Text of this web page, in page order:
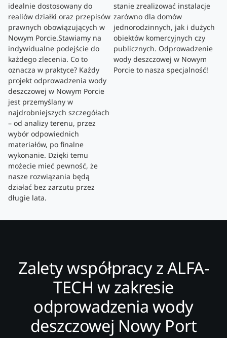
idealnie dostosowany do
realiów działki oraz przepisów
prawnych obowiązujących w
Nowym Porcie.Stawiamy na
indywidualne podejście do
każdego zlecenia. Co to
oznacza w praktyce? Każdy
projekt odprowadzenia wody
deszczowej w Nowym Porcie
jest przemyślany w
najdrobniejszych szczegółach
– od analizy terenu, przez
wybór odpowiednich
materiałów, po finalne
wykonanie. Dzięki temu
możecie mieć pewność, że
nasze rozwiązania będą
działać bez zarzutu przez
długie lata.
stanie zrealizować instalacje
zarówno dla domów
jednorodzinnych, jak i dużych
obiektów komercyjnych czy
publicznych. Odprowadzenie
wody deszczowej w Nowym
Porcie to nasza specjalność!
Zalety współpracy z ALFA-
TECH w zakresie
odprowadzenia wody
deszczowej Nowy Port